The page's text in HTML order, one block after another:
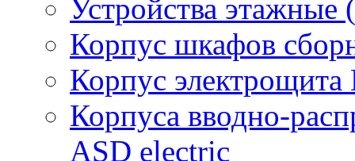
Устройства
Корпус шкафов
Корпус
Корпуса вводно-
ASD electric